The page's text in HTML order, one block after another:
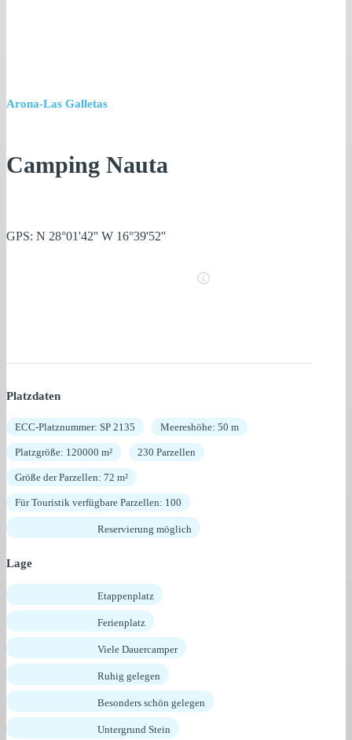
Arona-Las Galletas
Camping Nauta
GPS: N 28°01'42'' W 16°39'52''
Platzdaten
ECC-Platznummer: SP 2135 Meereshöhe: 50 m
Platzgröße: 120000 m² 230 Parzellen
Größe der Parzellen: 72 m²
Für Touristik verfügbare Parzellen: 100
Reservierung möglich
Lage
Etappenplatz
Ferienplatz
Viele Dauercamper
Ruhig gelegen
Besonders schön gelegen
Untergrund Stein